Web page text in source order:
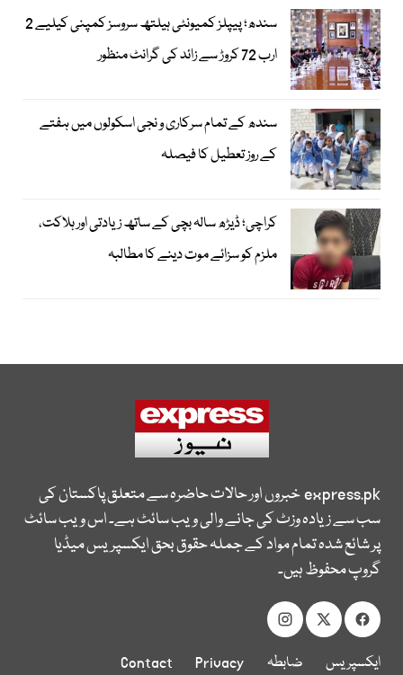
سندھ؛ پیپلز کمیونٹی ہیلتھ سروسز کمپنی کیلیے 2
ارب 72 کروڑ سے زائد کی گرانٹ منظور
سندھ کے تمام سرکاری و نجی اسکولوں میں ہفتے
کے روز تعطیل کا فیصلہ
کراچی؛ ڈیڑھ سالہ بچی کے ساتھ زیادتی اور ہلاکت،
ملزم کو سزائے موت دینے کا مطالبہ
express.pkخبروں اور حالات حاضرہ سے متعلق پاکستان کی
سب سے زیادہ وزٹ کی جانے والی ویب سائٹ ہے۔ اس ویب سائٹ
پر شائع شدہ تمام مواد کے جملہ حقوق بحق ایکسپریس میڈیا
گروپ محفوظ ہیں۔
ایکسپریس
ضابطہ
Privacy
Contact